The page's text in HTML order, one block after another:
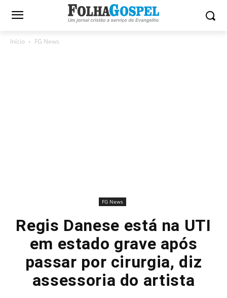
Início FG News
FG News
Regis Danese está na UTI
em estado grave após
passar por cirurgia, diz
assessoria do artista